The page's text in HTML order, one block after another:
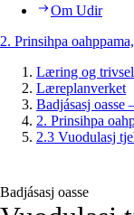
Om Udir
2. Prinsihpa
Læring og trivsel
Læreplanverket
Badjásasj oasse
2. Prinsihpa
2.3 Vuodulasj
Badjásasj oasse